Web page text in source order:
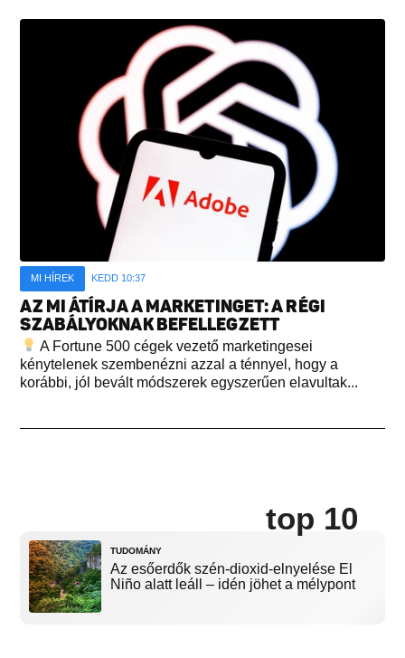
MI HÍREK KEDD 10:37
AZ MI ÁTÍRJA A MARKETINGET: A RÉGI
SZABÁLYOKNAK BEFELLEGZETT
A Fortune 500 cégek vezető marketingesei
kénytelenek szembenézni azzal a ténnyel, hogy a
korábbi, jól bevált módszerek egyszerűen elavultak...
top 10
TUDOMÁNY
Az esőerdők szén-dioxid-elnyelése El
Niño alatt leáll – idén jöhet a mélypont